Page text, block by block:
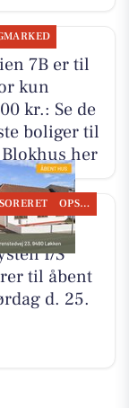
7B er til
kun
kr.: Se de
boliger til
her
OPSLAGSTAVLEN
I/S
til åbent
d. 25.